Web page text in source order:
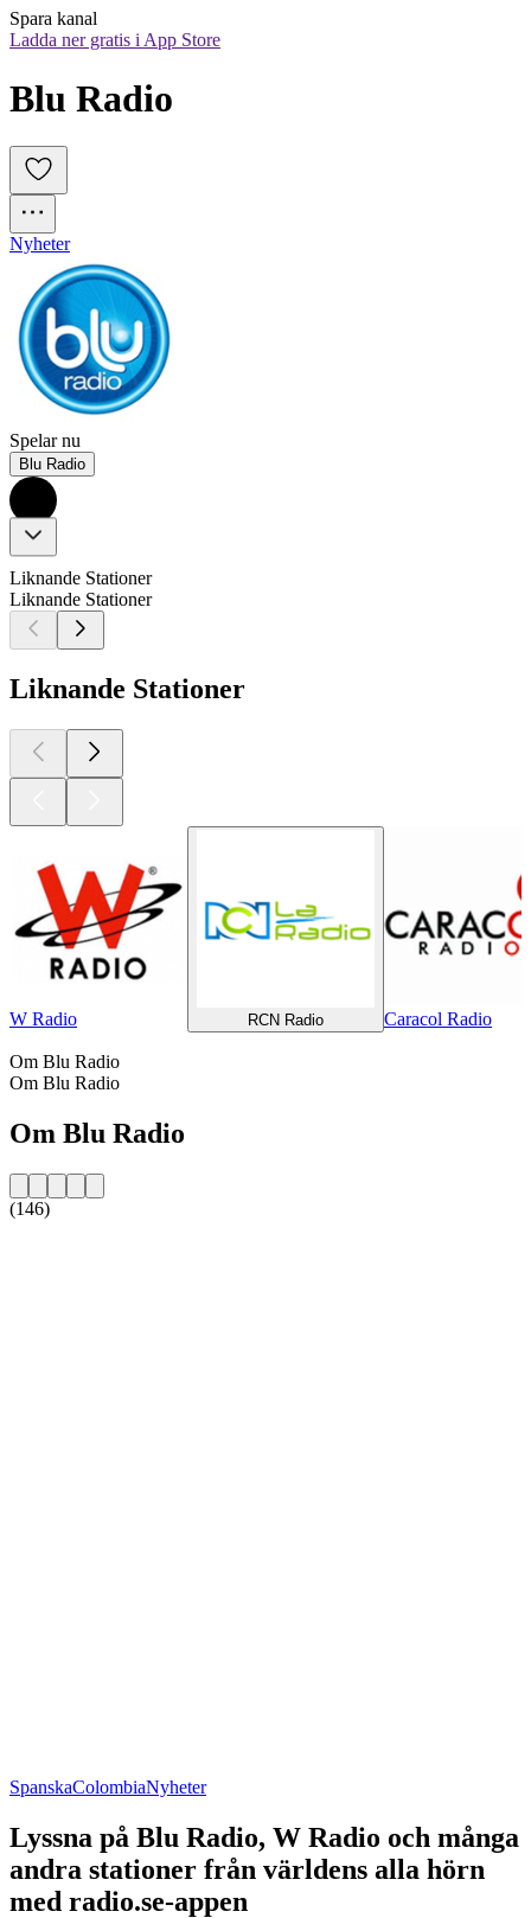
Spara kanal
Ladda ner gratis i App Store
Blu Radio
Nyheter
Spelar nu
Blu Radio
Liknande Stationer
Liknande Stationer
Liknande Stationer
W Radio RCN Radio Caracol Radio
Om Blu Radio
Om Blu Radio
Om Blu Radio
(146)
SpanskaColombiaNyheter
Lyssna på Blu Radio, W Radio och många
andra stationer från världens alla hörn
med radio.se-appen